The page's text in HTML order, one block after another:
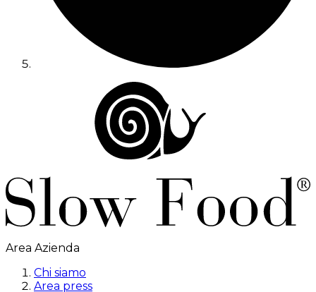
Area Azienda
Chi siamo
Area press